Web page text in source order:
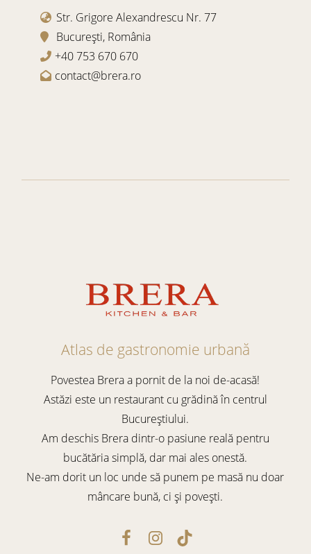
Str. Grigore Alexandrescu Nr. 77
București, România
+40 753 670 670
contact@brera.ro
Atlas de gastronomie urbană
Povestea Brera a pornit de la noi de-acasă!
Astăzi este un restaurant cu grădină în centrul
Bucureștiului.
Am deschis Brera dintr-o pasiune reală pentru
bucătăria simplă, dar mai ales onestă.
Ne-am dorit un loc unde să punem pe masă nu doar
mâncare bună, ci și povești.